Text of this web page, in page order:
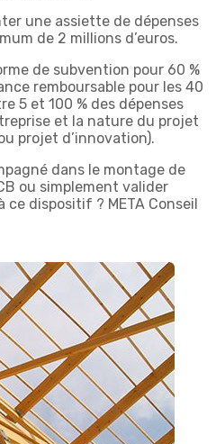
une assiette de dépenses
de 2 millions d’euros.
de subvention pour 60 %
remboursable pour les 40
5 et 100 % des dépenses
et la nature du projet
projet d’innovation).
dans le montage de
ou simplement valider
ce dispositif ? META Conseil